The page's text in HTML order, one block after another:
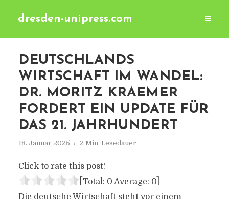
dresden-unipress.com
DEUTSCHLANDS
WIRTSCHAFT IM WANDEL:
DR. MORITZ KRAEMER
FORDERT EIN UPDATE FÜR
DAS 21. JAHRHUNDERT
18. Januar 2025 2 Min. Lesedauer
Click to rate this post!
[Total: 0 Average: 0]
Die deutsche Wirtschaft steht vor einem